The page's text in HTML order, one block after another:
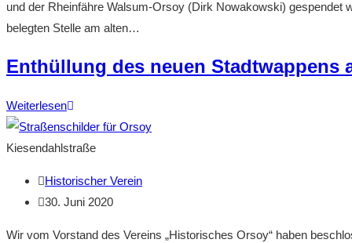
und der Rheinfähre Walsum-Orsoy (Dirk Nowakowski) gespendet
belegten Stelle am alten…
Enthüllung des neuen Stadtwappens
WeiterlesenEnthüllung
des
neuen
am
Stadthaus
in
Kiesendahlstraße
Beitrags-
Autor:
Historischer Verein
Beitrag
30. Juni 2020
Wir vom Vorstand des Vereins „Historisches Orsoy“ haben